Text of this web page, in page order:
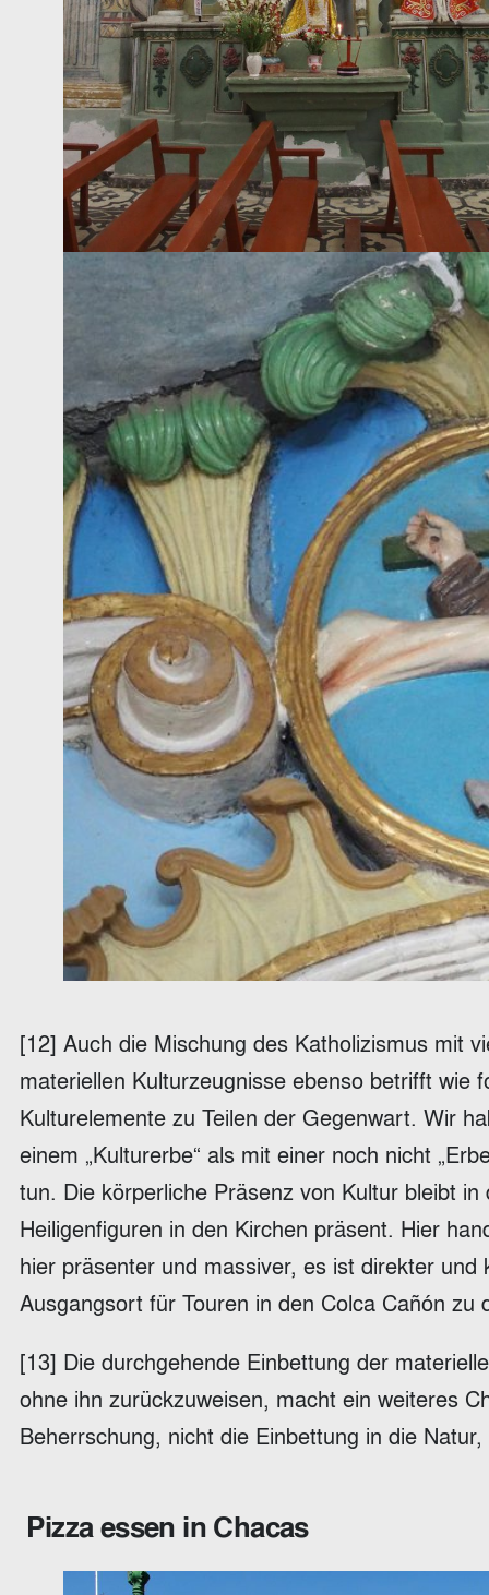
[12] Auch die Mischung des Katholizismus mit
materiellen Kulturzeugnisse ebenso betrifft
Kulturelemente zu Teilen der Gegenwart. Wir
einem „Kulturerbe“ als mit einer noch nicht
tun. Die körperliche Präsenz von Kultur bleibt
Heiligenfiguren in den Kirchen präsent. Hier
hier präsenter und massiver, es ist direkter
Ausgangsort für Touren in den Colca Cañón
[13] Die durchgehende Einbettung der
ohne ihn zurückzuweisen, macht ein weiteres
Beherrschung, nicht die Einbettung in die
Pizza essen in Chacas